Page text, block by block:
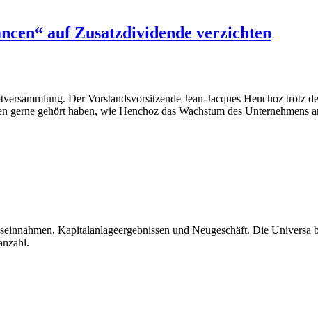
auf Zusatzdividende verzichten
Der Vorstandsvorsitzende Jean-Jacques Henchoz trotz
gehört haben, wie Henchoz das Wachstum des Unternehmens
Kapitalanlageergebnissen und Neugeschäft. Die